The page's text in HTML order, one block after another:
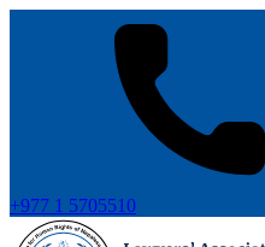
+977 1 5705510